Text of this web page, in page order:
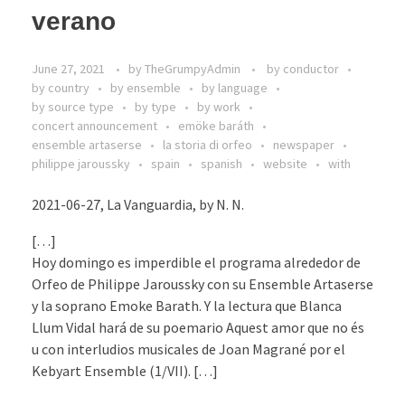
verano
June 27, 2021 by TheGrumpyAdmin
by conductor
by country
by ensemble
by language
by source type
by type
by work
concert announcement
emöke baráth
ensemble artaserse
la storia di orfeo
newspaper
philippe jaroussky
spain spanish website with
2021-06-27, La Vanguardia, by N. N.
[…]
Hoy domingo es imperdible el programa alrededor de
Orfeo de Philippe Jaroussky con su Ensemble Artaserse
y la soprano Emoke Barath. Y la lectura que Blanca
Llum Vidal hará de su poemario Aquest amor que no és
u con interludios musicales de Joan Magrané por el
Kebyart Ensemble (1/VII). […]